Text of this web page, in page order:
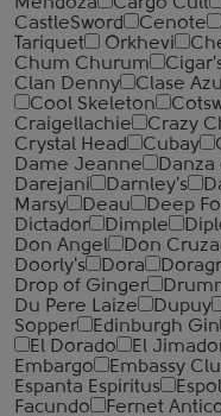
CastleSword
Cenote
Tariquet
Orkhevi
Chum Churum
Clan Denny
Clase
Cool Skeleton
Craigellachie
Crazy
Crystal Head
Cubay
Dame Jeanne
Danza
Darejani
Darnley's
Marsy
Deau Deep
Dictador
Dimple
Don Angel
Don
Doorly's
Dora
Drop of Ginger
Du Pere Laize
Dupuy
Sopper
Edinburgh Gin
El Dorado
El
Embargo
Embassy
Espanta Espiritus
Facundo
Fernet